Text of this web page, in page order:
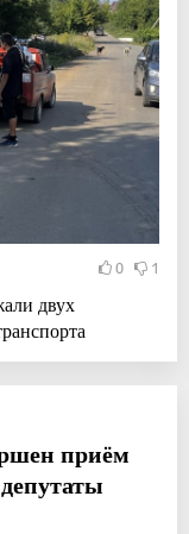
0 1
двух
приём